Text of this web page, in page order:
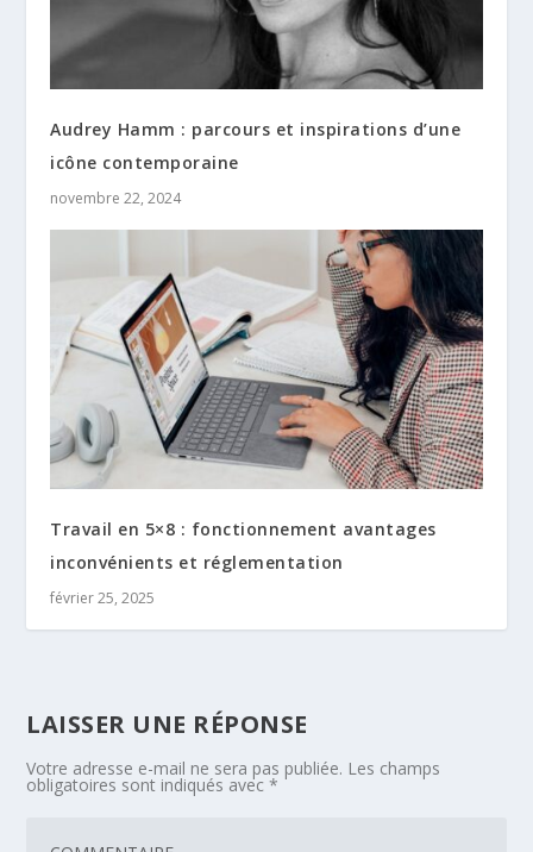
Audrey Hamm : parcours et inspirations d’une
icône contemporaine
novembre 22, 2024
Travail en 5×8 : fonctionnement avantages
inconvénients et réglementation
février 25, 2025
LAISSER UNE RÉPONSE
Votre adresse e-mail ne sera pas publiée. Les champs
obligatoires sont indiqués avec*